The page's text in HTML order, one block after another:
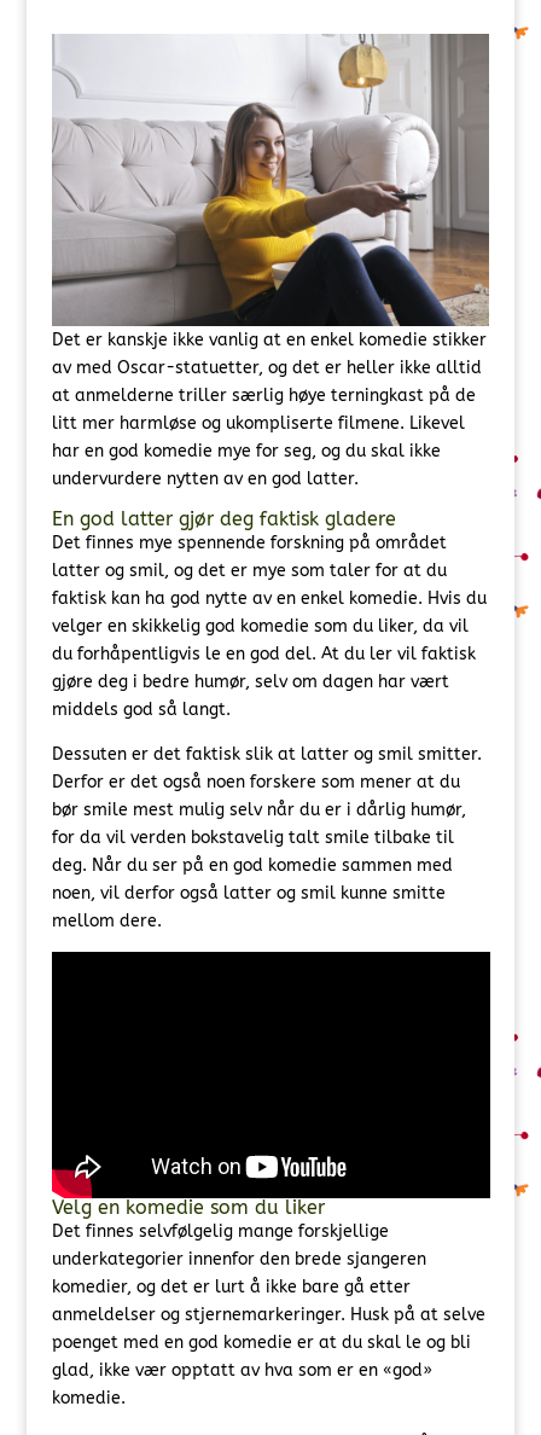
Det er kanskje ikke vanlig at en enkel komedie stikker
av med Oscar-statuetter, og det er heller ikke alltid
at anmelderne triller særlig høye terningkast på de
litt mer harmløse og ukompliserte filmene. Likevel
har en god komedie mye for seg, og du skal ikke
undervurdere nytten av en god latter.
En god latter gjør deg faktisk gladere
Det finnes mye spennende forskning på området
latter og smil, og det er mye som taler for at du
faktisk kan ha god nytte av en enkel komedie. Hvis du
velger en skikkelig god komedie som du liker, da vil
du forhåpentligvis le en god del. At du ler vil faktisk
gjøre deg i bedre humør, selv om dagen har vært
middels god så langt.
Dessuten er det faktisk slik at latter og smil smitter.
Derfor er det også noen forskere som mener at du
bør smile mest mulig selv når du er i dårlig humør,
for da vil verden bokstavelig talt smile tilbake til
deg. Når du ser på en god komedie sammen med
noen, vil derfor også latter og smil kunne smitte
mellom dere.
Velg en komedie som du liker
Det finnes selvfølgelig mange forskjellige
underkategorier innenfor den brede sjangeren
komedier, og det er lurt å ikke bare gå etter
anmeldelser og stjernemarkeringer. Husk på at selve
poenget med en god komedie er at du skal le og bli
glad, ikke vær opptatt av hva som er en «god»
komedie.